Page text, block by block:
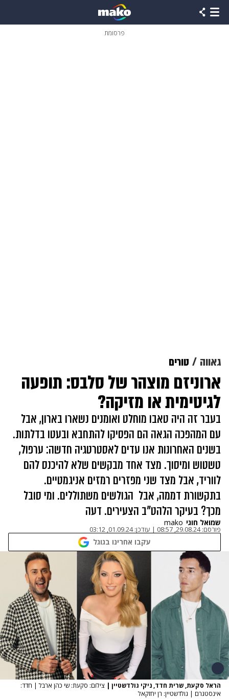
פרסומת
גאווה טורים
ארוניזם מוצהר של סלבס: תופעה
לגיטימית או מזיקה?
בעבר זה היה טאבו מוחלט ואומנים נשארו בארון, אבל
עם המהפכה הגאה הם הפסיקו להתחבא ובעטו בדלתות.
בשנים האחרונות אנו עדים לאסטרטגיה חדשה: ערפול,
טשטוש ומיסוך. מצד אחד מבקשים שלא להיכנס להם
לווריד, אבל מצד שני מפזרים רמזים אניגמטיים.
בתקשורת דממה, אבל הגולשים משתוללים. ומי סובל
מכך? בעיקר הלהט"ב הצעירים. דעה
שמואל חוגי mako
פורסם:29.08.24, 08:57
| עודכן:01.09.24, 03:12
עקבו אחרינו בגוגל
הראל סקעת, שרית חדד, ניקי גולדשטיין
צילום: סקעת: שי כהן ארבל | חדד:
אינסטגרם | גולדשטיין: רן יחזקאל